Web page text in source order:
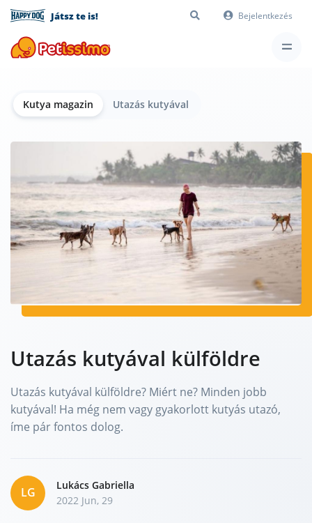
Játsz te is! Bejelentkezés
Kutya magazin Utazás kutyával
Utazás kutyával külföldre
Utazás kutyával külföldre? Miért ne? Minden jobb
kutyával! Ha még nem vagy gyakorlott kutyás utazó,
íme pár fontos dolog.
LG
Lukács Gabriella
2022 Jun, 29